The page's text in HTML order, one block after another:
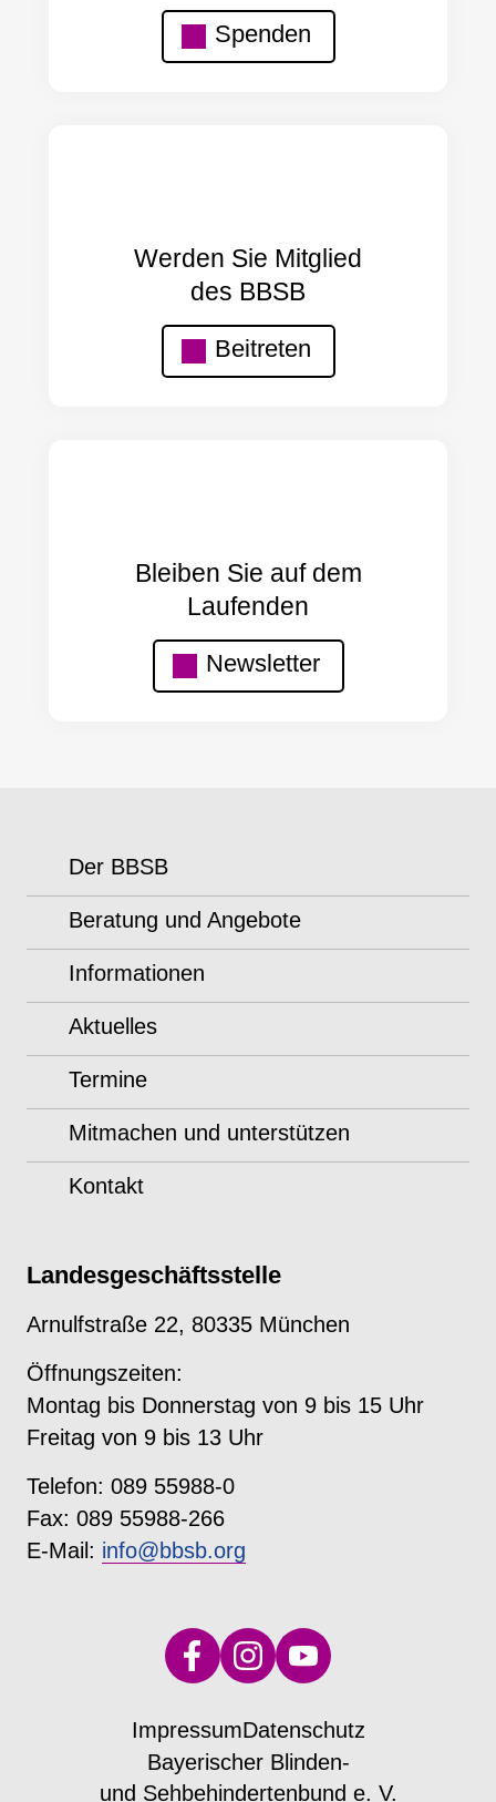
Spenden
Werden Sie Mitglied
des BBSB
Beitreten
Bleiben Sie auf dem
Laufenden
Newsletter
Der BBSB
Beratung und Angebote
Informationen
Aktuelles
Termine
Mitmachen und unterstützen
Kontakt
Landesgeschäftsstelle
Arnulfstraße 22, 80335 München
Öffnungszeiten:
Montag bis Donnerstag von 9 bis 15 Uhr
Freitag von 9 bis 13 Uhr
Telefon: 089 55988-0
Fax: 089 55988-266
E-Mail: info@bbsb.org
ImpressumDatenschutz
Bayerischer Blinden-
und Sehbehindertenbund e. V.